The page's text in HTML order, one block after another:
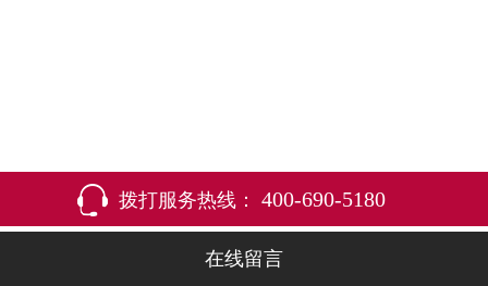
拨打服务热线： 400-690-5180
在线留言